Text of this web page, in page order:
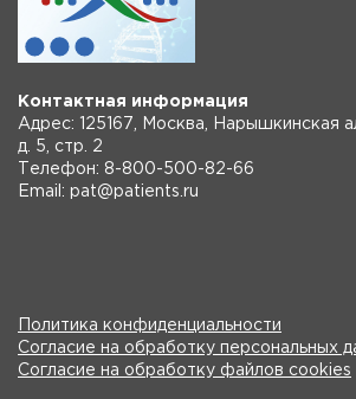
Контактная информация
Адрес: 125167, Москва, Нарышкинская
д. 5, стр. 2
Телефон: 8-800-500-82-66
Email: pat@patients.ru
Политика конфиденциальности
Согласие на обработку персональных
Согласие на обработку файлов cookies